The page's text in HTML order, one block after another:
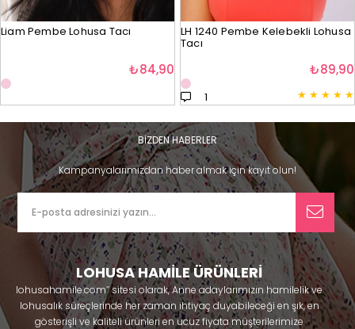
Liam Pembe Lohusa Tacı
₺84,90
LH 1240 Pembe Kelebekli Lohusa
Tacı
★ ★ ★ ★ ★
1
₺89,90
BİZDEN HABERLER
Kampanyalarımızdan haber almak için kayıt olun!
LOHUSA HAMİLE ÜRÜNLERİ
lohusahamile.com’’ sitesi olarak, Anne adaylarımızın hamilelik ve
lohusalık süreçlerinde her zaman ihtiyaç duyabileceği en şık, en
gösterişli ve kaliteli ürünleri en ucuz fiyata müşterilerimize